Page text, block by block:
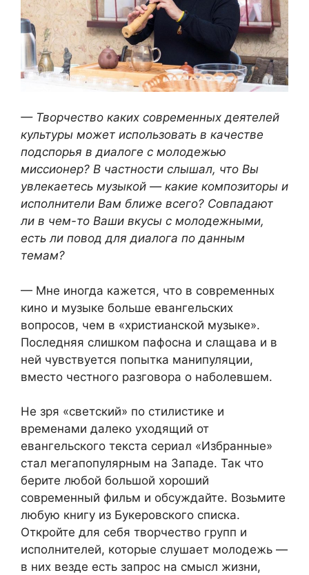
— Творчество каких современных деятелей
культуры может использовать в качестве
подспорья в диалоге с молодежью
миссионер? В частности слышал, что Вы
увлекаетесь музыкой — какие композиторы и
исполнители Вам ближе всего? Совпадают
ли в чем-то Ваши вкусы с молодежными,
есть ли повод для диалога по данным
темам?
— Мне иногда кажется, что в современных
кино и музыке больше евангельских
вопросов, чем в «христианской музыке».
Последняя слишком пафосна и слащава и в
ней чувствуется попытка манипуляции,
вместо честного разговора о наболевшем.
Не зря «светский» по стилистике и
временами далеко уходящий от
евангельского текста сериал «Избранные»
стал мегапопулярным на Западе. Так что
берите любой большой хороший
современный фильм и обсуждайте. Возьмите
любую книгу из Букеровского списка.
Откройте для себя творчество групп и
исполнителей, которые слушает молодежь —
в них везде есть запрос на смысл жизни,